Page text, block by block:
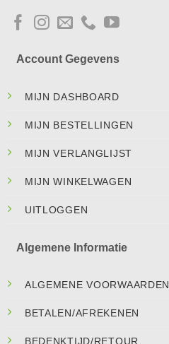
Account Gegevens
MIJN DASHBOARD
MIJN BESTELLINGEN
MIJN VERLANGLIJST
MIJN WINKELWAGEN
UITLOGGEN
Algemene Informatie
ALGEMENE VOORWAARDEN
BETALEN/AFREKENEN
BEDENKTIJD/RETOUR